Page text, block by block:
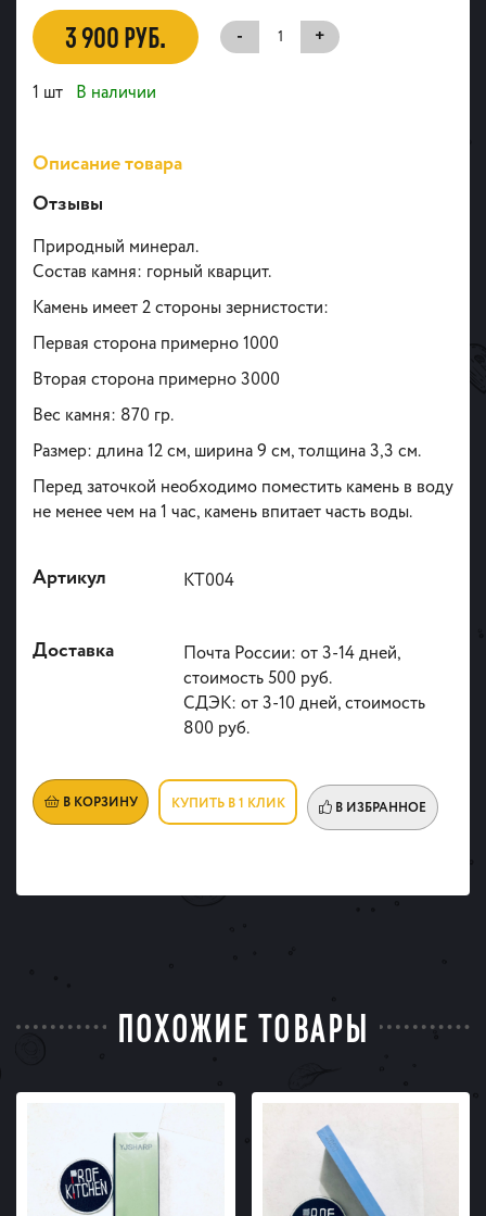
3 900 РУБ. - +
1 шт В наличии
Описание товара
Отзывы
Природный минерал.
Состав камня: горный кварцит.
Камень имеет 2 стороны зернистости:
Первая сторона примерно 1000
Вторая сторона примерно 3000
Вес камня: 870 гр.
Размер: длина 12 см, ширина 9 см, толщина 3,3 см.
Перед заточкой необходимо поместить камень в воду
не менее чем на 1 час, камень впитает часть воды.
Артикул КТ004
Доставка
Почта России: от 3-14 дней,
стоимость 500 руб.
СДЭК: от 3-10 дней, стоимость
800 руб.
В КОРЗИНУ КУПИТЬ В 1 КЛИК В ИЗБРАННОЕ
ПОХОЖИЕ ТОВАРЫ